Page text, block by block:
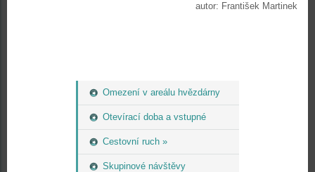
Omezení v areálu hvězdárny
Otevírací doba a vstupné
Cestovní ruch »
Skupinové návštěvy
autor: František Martinek